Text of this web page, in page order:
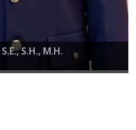
M.SiS.H., M.H.